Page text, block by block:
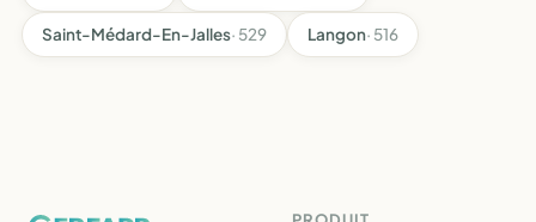
Saint-Médard-En-Jalles· 529 Langon· 516